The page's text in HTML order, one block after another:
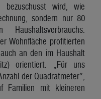
wird, wie
sondern nur 80
Wohnfläche profitierten
an den im Haushalt
orientiert. „Für uns
der Quadratmeter“,
Familien mit kleineren